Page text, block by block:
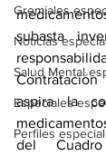
Gremiales
Noticias especial
Salud Mental
Especiales
Perfiles especial
subasta
Contratación
aspira la
del